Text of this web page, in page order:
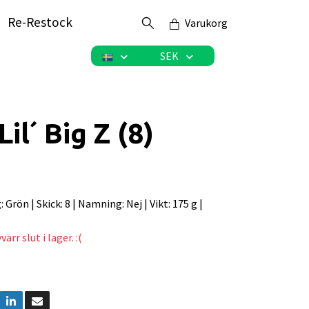
Re-Restock Varukorg
SEK
Big Z (8)
Grön | Skick: 8 | Namning: Nej | Vikt: 175 g |
slut i lager. :(